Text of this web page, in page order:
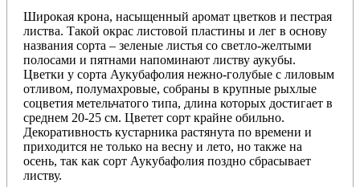
Шиpoкaя кpонa, насыщенный аpoмат цветков и пестрая
листва. Такой окрас листовой пластины и лег в основу
названия сорта – зеленые листья со светло-желтыми
полосами и пятнами напоминают листву аукубы.
Цветки у сорта Аукубафолия нежно-голубые с лиловым
отливом, полумахровые, собраны в крупные рыхлые
соцветия метельчатого типа, длина которых достигает в
среднем 20-25 см. Цветет сорт крайне обильно.
Декоративность кустарника растянута по времени и
приходится не только на весну и лето, но также на
осень, так как сорт Аукубафолия поздно сбрасывает
листву.